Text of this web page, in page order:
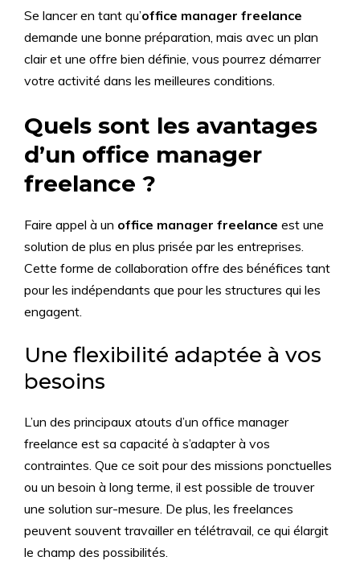
Se lancer en tant qu’office manager freelance
demande une bonne préparation, mais avec un plan
clair et une offre bien définie, vous pourrez démarrer
votre activité dans les meilleures conditions.
Quels sont les avantages
d’un office manager
freelance ?
Faire appel à un office manager freelance est une
solution de plus en plus prisée par les entreprises.
Cette forme de collaboration offre des bénéfices tant
pour les indépendants que pour les structures qui les
engagent.
Une flexibilité adaptée à vos
besoins
L’un des principaux atouts d’un office manager
freelance est sa capacité à s’adapter à vos
contraintes. Que ce soit pour des missions ponctuelles
ou un besoin à long terme, il est possible de trouver
une solution sur-mesure. De plus, les freelances
peuvent souvent travailler en télétravail, ce qui élargit
le champ des possibilités.